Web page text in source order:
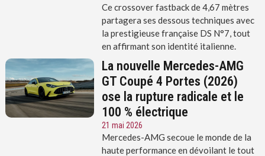
Ce crossover fastback de 4,67 mètres
partagera ses dessous techniques avec
la prestigieuse française DS N°7, tout
en affirmant son identité italienne.
La nouvelle Mercedes-AMG
GT Coupé 4 Portes (2026)
ose la rupture radicale et le
100 % électrique
21 mai 2026
Mercedes-AMG secoue le monde de la
haute performance en dévoilant le tout